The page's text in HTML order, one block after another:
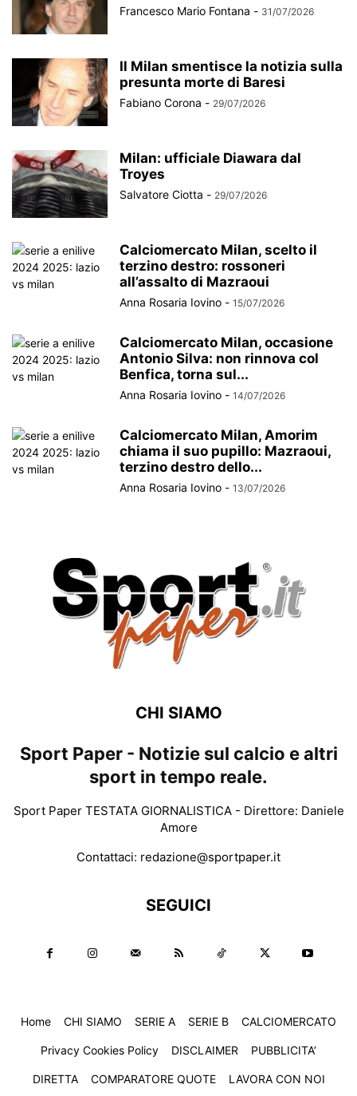
Francesco Mario Fontana - 31/07/2026
Il Milan smentisce la notizia sulla
presunta morte di Baresi
Fabiano Corona - 29/07/2026
Milan: ufficiale Diawara dal
Troyes
Salvatore Ciotta - 29/07/2026
Calciomercato Milan, scelto il
terzino destro: rossoneri
all’assalto di Mazraoui
Anna Rosaria Iovino - 15/07/2026
Calciomercato Milan, occasione
Antonio Silva: non rinnova col
Benfica, torna sul...
Anna Rosaria Iovino - 14/07/2026
Calciomercato Milan, Amorim
chiama il suo pupillo: Mazraoui,
terzino destro dello...
Anna Rosaria Iovino - 13/07/2026
CHI SIAMO
Sport Paper - Notizie sul calcio e altri
sport in tempo reale.
Sport Paper TESTATA GIORNALISTICA - Direttore: Daniele
Amore
Contattaci: redazione@sportpaper.it
SEGUICI
Home CHI SIAMO SERIE A SERIE B CALCIOMERCATO
Privacy Cookies Policy DISCLAIMER PUBBLICITA’
DIRETTA COMPARATORE QUOTE LAVORA CON NOI